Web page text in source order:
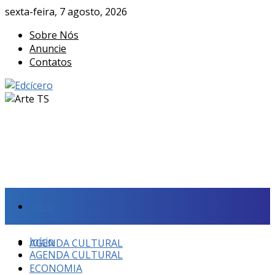
sexta-feira, 7 agosto, 2026
Sobre Nós
Anuncie
Contatos
AGENDA CULTURAL
Início
AGENDA CULTURAL
ECONOMIA